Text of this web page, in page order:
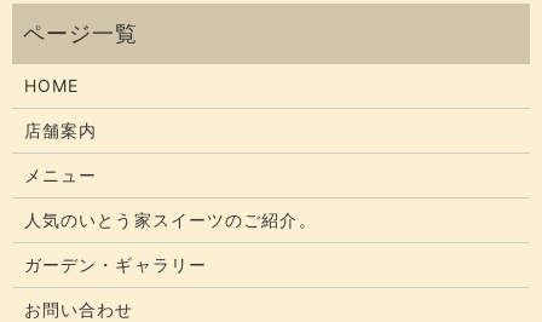
HOME
店舗案内
メニュー
人気のいとう家スイーツのご紹介。
ガーデン・ギャラリー
お問い合わせ